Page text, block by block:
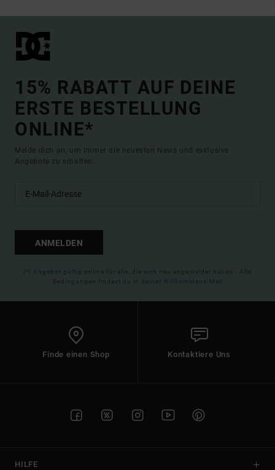
15% RABATT AUF DEINE
ERSTE BESTELLUNG
ONLINE*
Melde dich an, um immer die neuesten News und exklusive
Angebote zu erhalten.
ANMELDEN
(*) Angebot gültig online für alle, die sich neu angemeldet haben - Alle
Bedingungen findest du in deiner Willkommens-Mail
Finde einen Shop Kontaktiere Uns
HILFE